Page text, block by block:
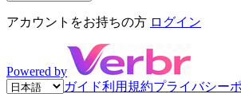
アカウントをお持ちの方 ログイン
Powered by
ガイド利用規約プライバシー